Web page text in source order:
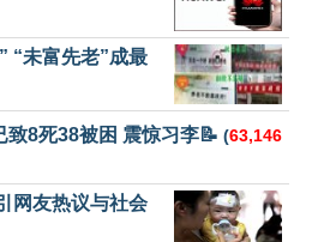
“未富先老”成最
致8死38被困 震惊习李📝 (63,146
网友热议与社会